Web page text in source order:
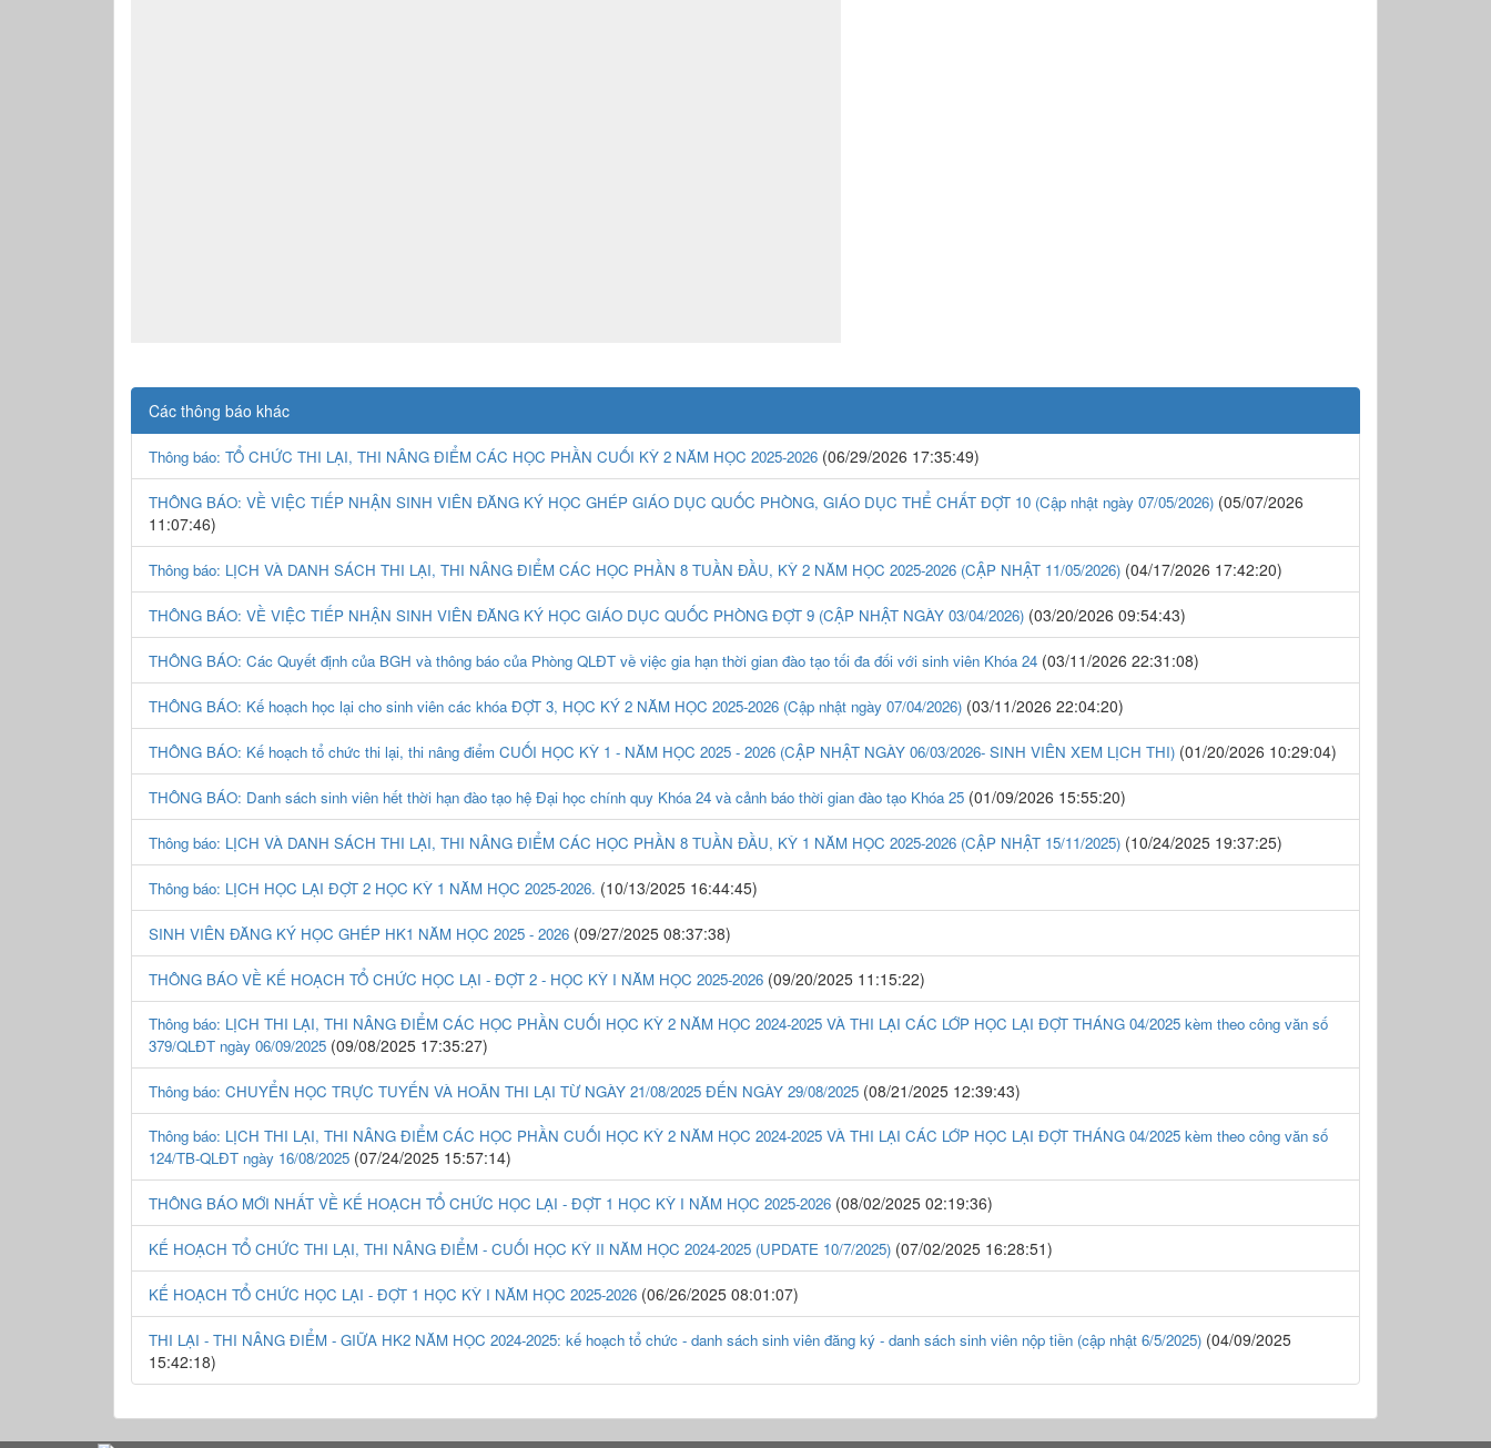
Các thông báo khác
Thông báo: TỔ CHỨC THI LẠI, THI NÂNG ĐIỂM CÁC HỌC PHẦN CUỐI KỲ 2 NĂM HỌC 2025-2026 (06/29/2026 17:35:49)
THÔNG BÁO: VỀ VIỆC TIẾP NHẬN SINH VIÊN ĐĂNG KÝ HỌC GHÉP GIÁO DỤC QUỐC PHÒNG, GIÁO DỤC THỂ CHẤT ĐỢT 10 (Cập nhật ngày 07/05/2026) (05/07/2026
11:07:46)
Thông báo: LỊCH VÀ DANH SÁCH THI LẠI, THI NÂNG ĐIỂM CÁC HỌC PHẦN 8 TUẦN ĐẦU, KỲ 2 NĂM HỌC 2025-2026 (CẬP NHẬT 11/05/2026) (04/17/2026 17:42:20)
THÔNG BÁO: VỀ VIỆC TIẾP NHẬN SINH VIÊN ĐĂNG KÝ HỌC GIÁO DỤC QUỐC PHÒNG ĐỢT 9 (CẬP NHẬT NGÀY 03/04/2026) (03/20/2026 09:54:43)
THÔNG BÁO: Các Quyết định của BGH và thông báo của Phòng QLĐT về việc gia hạn thời gian đào tạo tối đa đối với sinh viên Khóa 24 (03/11/2026 22:31:08)
THÔNG BÁO: Kế hoạch học lại cho sinh viên các khóa ĐỢT 3, HỌC KÝ 2 NĂM HỌC 2025-2026 (Cập nhật ngày 07/04/2026) (03/11/2026 22:04:20)
THÔNG BÁO: Kế hoạch tổ chức thi lại, thi nâng điểm CUỐI HỌC KỲ 1 - NĂM HỌC 2025 - 2026 (CẬP NHẬT NGÀY 06/03/2026- SINH VIÊN XEM LỊCH THI) (01/20/2026 10:29:04)
THÔNG BÁO: Danh sách sinh viên hết thời hạn đào tạo hệ Đại học chính quy Khóa 24 và cảnh báo thời gian đào tạo Khóa 25 (01/09/2026 15:55:20)
Thông báo: LỊCH VÀ DANH SÁCH THI LẠI, THI NÂNG ĐIỂM CÁC HỌC PHẦN 8 TUẦN ĐẦU, KỲ 1 NĂM HỌC 2025-2026 (CẬP NHẬT 15/11/2025) (10/24/2025 19:37:25)
Thông báo: LỊCH HỌC LẠI ĐỢT 2 HỌC KỲ 1 NĂM HỌC 2025-2026. (10/13/2025 16:44:45)
SINH VIÊN ĐĂNG KÝ HỌC GHÉP HK1 NĂM HỌC 2025 - 2026 (09/27/2025 08:37:38)
THÔNG BÁO VỀ KẾ HOẠCH TỔ CHỨC HỌC LẠI - ĐỢT 2 - HỌC KỲ I NĂM HỌC 2025-2026 (09/20/2025 11:15:22)
Thông báo: LỊCH THI LẠI, THI NÂNG ĐIỂM CÁC HỌC PHẦN CUỐI HỌC KỲ 2 NĂM HỌC 2024-2025 VÀ THI LẠI CÁC LỚP HỌC LẠI ĐỢT THÁNG 04/2025 kèm theo công văn số
379/QLĐT ngày 06/09/2025 (09/08/2025 17:35:27)
Thông báo: CHUYỂN HỌC TRỰC TUYẾN VÀ HOÃN THI LẠI TỪ NGÀY 21/08/2025 ĐẾN NGÀY 29/08/2025 (08/21/2025 12:39:43)
Thông báo: LỊCH THI LẠI, THI NÂNG ĐIỂM CÁC HỌC PHẦN CUỐI HỌC KỲ 2 NĂM HỌC 2024-2025 VÀ THI LẠI CÁC LỚP HỌC LẠI ĐỢT THÁNG 04/2025 kèm theo công văn số
124/TB-QLĐT ngày 16/08/2025 (07/24/2025 15:57:14)
THÔNG BÁO MỚI NHẤT VỀ KẾ HOẠCH TỔ CHỨC HỌC LẠI - ĐỢT 1 HỌC KỲ I NĂM HỌC 2025-2026 (08/02/2025 02:19:36)
KẾ HOẠCH TỔ CHỨC THI LẠI, THI NÂNG ĐIỂM - CUỐI HỌC KỲ II NĂM HỌC 2024-2025 (UPDATE 10/7/2025) (07/02/2025 16:28:51)
KẾ HOẠCH TỔ CHỨC HỌC LẠI - ĐỢT 1 HỌC KỲ I NĂM HỌC 2025-2026 (06/26/2025 08:01:07)
THI LẠI - THI NÂNG ĐIỂM - GIỮA HK2 NĂM HỌC 2024-2025: kế hoạch tổ chức - danh sách sinh viên đăng ký - danh sách sinh viên nộp tiền (cập nhật 6/5/2025) (04/09/2025
15:42:18)